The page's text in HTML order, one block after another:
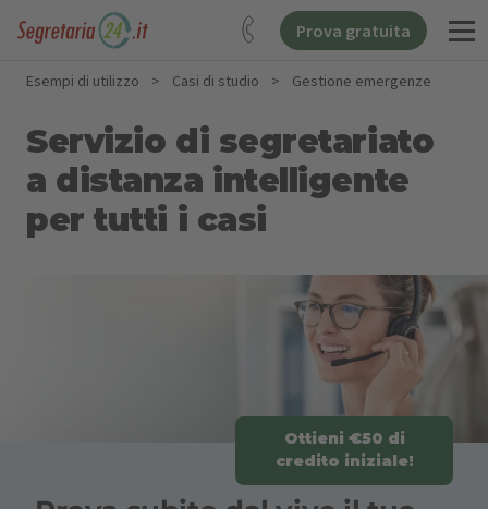
Prova gratuita
Esempi di utilizzo > Casi di studio > Gestione emergenze
Servizio di segretariato
a distanza intelligente
per tutti i casi
Ottieni €50 di
credito iniziale!